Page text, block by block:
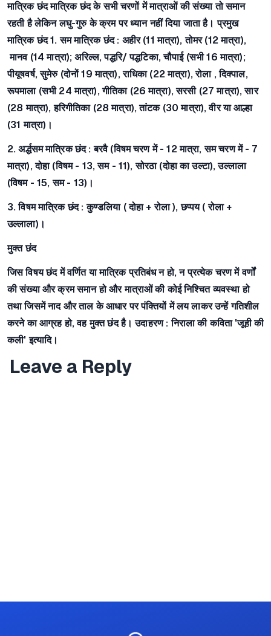
मात्रिक छंदमात्रिक छंद के सभी चरणों में मात्राओं की संख्या तो समान
रहती है लेकिन लघु-गुरु के क्रम पर ध्यान नहीं दिया जाता है।प्रमुख
मात्रिक छंद 1. सम मात्रिक छंद : अहीर (11 मात्रा), तोमर (12 मात्रा),
मानव (14 मात्रा); अरिल्ल, पद्धरि/ पद्धटिका, चौपाई (सभी 16 मात्रा);
पीयूषवर्ष, सुमेरु (दोनों 19 मात्रा), राधिका (22 मात्रा), रोला , दिक्पाल,
रूपमाला (सभी 24 मात्रा), गीतिका (26 मात्रा), सरसी (27 मात्रा), सार
(28 मात्रा), हरिगीतिका (28 मात्रा), तांटक (30 मात्रा), वीर या आल्हा
(31 मात्रा)।
2. अर्द्धसम मात्रिक छंद : बरवै (विषम चरण में - 12 मात्रा, सम चरण में - 7
मात्रा), दोहा (विषम - 13, सम - 11), सोरठा (दोहा का उल्टा), उल्लाला
(विषम - 15, सम - 13)।
3. विषम मात्रिक छंद :कुण्डलिया ( दोहा + रोला ), छप्पय ( रोला +
उल्लाला)।
मुक्त छंद
जिस विषय छंद में वर्णित या मात्रिक प्रतिबंध न हो, न प्रत्येक चरण में वर्णों
की संख्या और क्रम समान हो और मात्राओं की कोई निश्चित व्यवस्था हो
तथा जिसमें नाद और ताल के आधार पर पंक्तियों में लय लाकर उन्हें गतिशील
करने का आग्रह हो, वह मुक्त छंद है। उदाहरण : निराला की कविता 'जूही की
कली' इत्यादि।
Leave a Reply